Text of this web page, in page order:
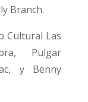
Branch.
Cultural Las
Pulgar
y Benny